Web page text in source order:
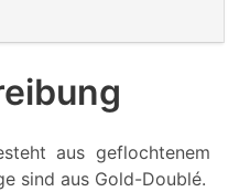
aus geflochtenem
sind aus Gold-Doublé.